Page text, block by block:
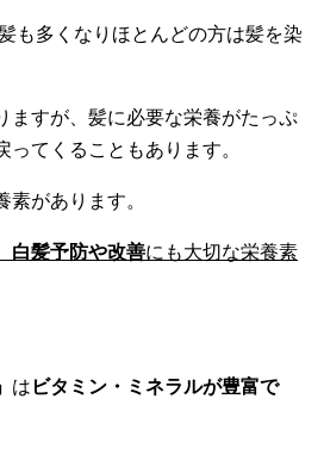
も多くなりほとんどの方は髪を染
ますが、髪に必要な栄養がたっぷ
ってくることもあります。
があります。
白髪予防や改善にも大切な栄養素
は ビタミン・ミネラルが豊富で